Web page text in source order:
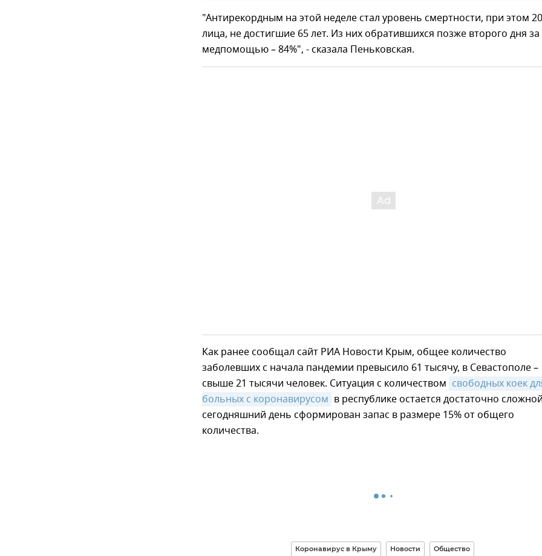
"Антирекордным на этой неделе стал уровень смертности, при этом
лица, не достигшие 65 лет. Из них обратившихся позже второго дня за
медпомощью – 84%", - сказала Пеньковская.
Как ранее сообщал сайт РИА Новости Крым, общее количество
заболевших с начала пандемии превысило 61 тысячу, в Севастополе –
свыше 21 тысячи человек. Ситуация с количеством свободных коек
больных с коронавирусом в республике остается достаточно
сегодняшний день сформирован запас в размере 15% от общего
количества.
Коронавирус в Крыму Новости Общество